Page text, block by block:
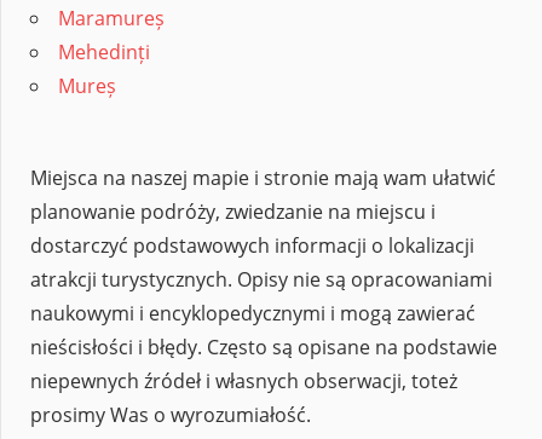
Maramureș
Mehedinți
Mureș
Miejsca na naszej mapie i stronie mają wam ułatwić
planowanie podróży, zwiedzanie na miejscu i
dostarczyć podstawowych informacji o lokalizacji
atrakcji turystycznych. Opisy nie są opracowaniami
naukowymi i encyklopedycznymi i mogą zawierać
nieścisłości i błędy. Często są opisane na podstawie
niepewnych źródeł i własnych obserwacji, toteż
prosimy Was o wyrozumiałość.